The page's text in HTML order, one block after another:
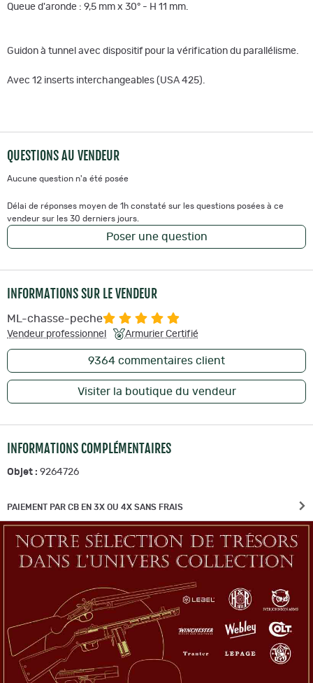
Queue d'aronde : 9,5 mm x 30° - H 11 mm.
Guidon à tunnel avec dispositif pour la vérification du parallélisme.
Avec 12 inserts interchangeables (USA 425).
QUESTIONS AU VENDEUR
Aucune question n'a été posée
Délai de réponses moyen de 1h constaté sur les questions posées à ce
vendeur sur les 30 derniers jours.
Poser une question
INFORMATIONS SUR LE VENDEUR
ML-chasse-peche
Vendeur professionnel Armurier Certifié
9364 commentaires client
Visiter la boutique du vendeur
INFORMATIONS COMPLÉMENTAIRES
Objet : 9264726
PAIEMENT PAR CB EN 3X OU 4X SANS FRAIS